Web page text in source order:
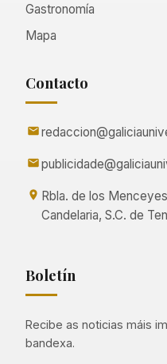
Gastronomía
Mapa
Contacto
Rbla. de los
Candelaria, S.C. de
Boletín
Recibe as noticias máis
bandexa.